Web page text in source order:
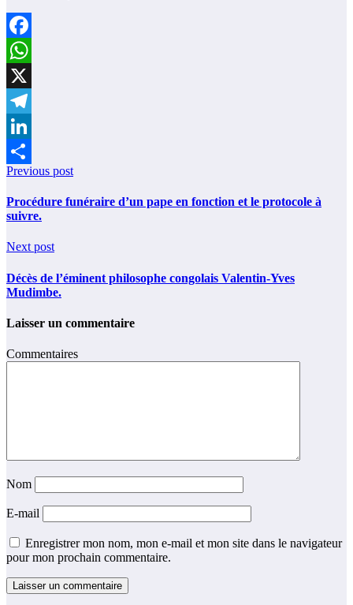
Facebook
WhatsApp
X
Telegram
LinkedIn
Partager
Previous post
Procédure funéraire d’un pape en fonction et le protocole à
suivre.
Next post
Décès de l’éminent philosophe congolais Valentin-Yves
Mudimbe.
Laisser un commentaire
Commentaires
Nom
E-mail
Enregistrer mon nom, mon e-mail et mon site dans le navigateur
pour mon prochain commentaire.